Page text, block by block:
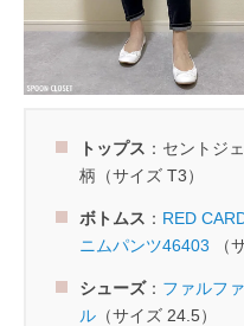
トップス ：セントジ
柄（サイズ T3）
ボトムス ： RED
ニムパンツ46403 （
シューズ： ファルフ
ル （サイズ 24.5）